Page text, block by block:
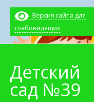
Skip
content
Версия сайта для
слабовидящих
Детский
сад №39